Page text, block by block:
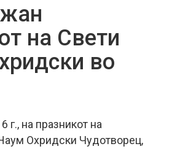
на Свети
во
г., на празникот на
Охридски Чудотворец,